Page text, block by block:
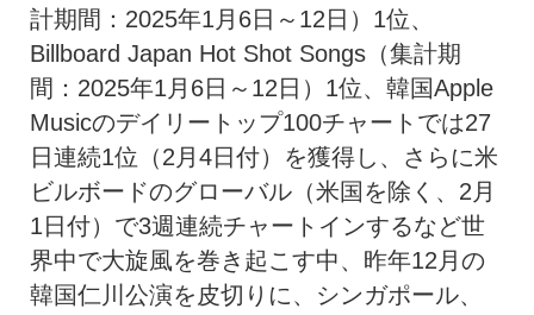
計期間：2025年1月6日～12日）1位、
Billboard Japan Hot Shot Songs（集計期
間：2025年1月6日～12日）1位、韓国Apple
Musicのデイリートップ100チャートでは27
日連続1位（2月4日付）を獲得し、さらに米
ビルボードのグローバル（米国を除く、2月
1日付）で3週連続チャートインするなど世
界中で大旋風を巻き起こす中、昨年12月の
韓国仁川公演を皮切りに、シンガポール、